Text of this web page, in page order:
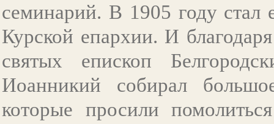
семинарий. В 1905 году стал
Курской епархии. И
святых епископ
Иоанникий собирал
которые просили